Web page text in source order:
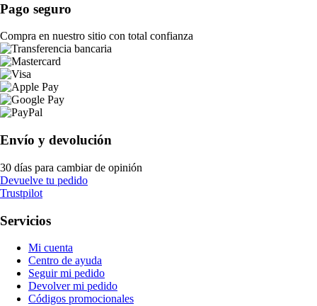
Pago seguro
Compra en nuestro sitio con total confianza
Envío y devolución
30 días para cambiar de opinión
Devuelve tu pedido
Trustpilot
Servicios
Mi cuenta
Centro de ayuda
Seguir mi pedido
Devolver mi pedido
Códigos promocionales